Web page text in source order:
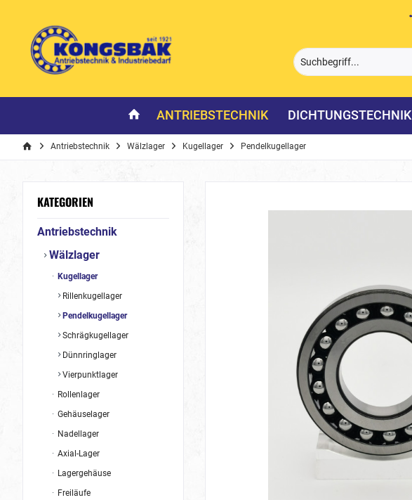
ANTRIEBSTECHNIK DICHTUNGSTECHNIK
Antriebstechnik Wälzlager Kugellager Pendelkugellager
KATEGORIEN
Antriebstechnik
Wälzlager
Kugellager
Rillenkugellager
Pendelkugellager
Schrägkugellager
Dünnringlager
Vierpunktlager
Rollenlager
Gehäuselager
Nadellager
Axial-Lager
Lagergehäuse
Freiläufe